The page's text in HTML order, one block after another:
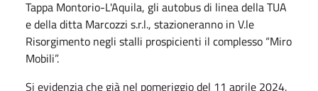
Tappa Montorio-L'Aquila, gli autobus di linea della TUA
e della ditta Marcozzi s.r.l., stazioneranno in V.le
Risorgimento negli stalli prospicienti il complesso “Miro
Mobili”.
Si evidenzia che già nel pomeriggio del 11 aprile 2024,